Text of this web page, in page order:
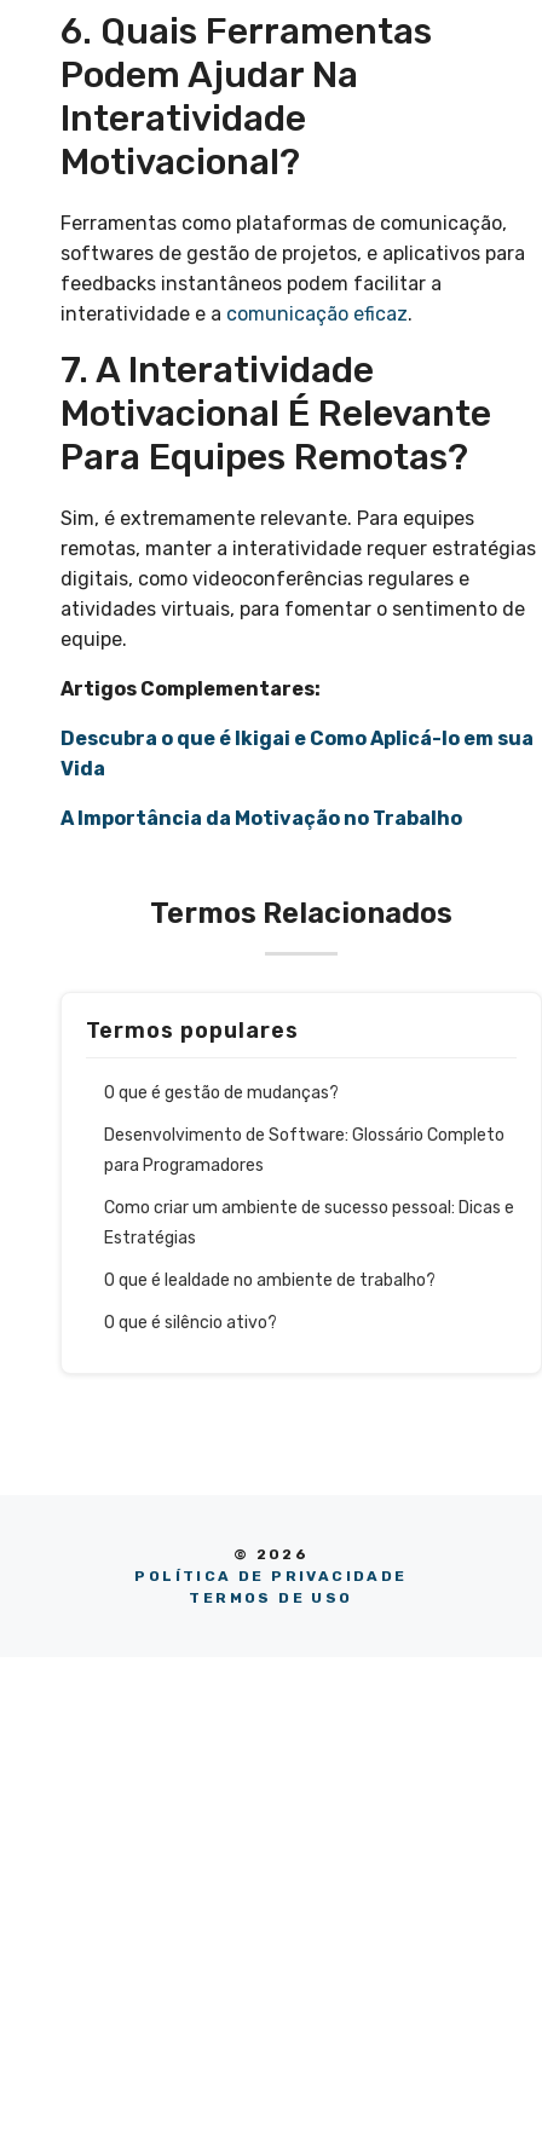
6. Quais Ferramentas
Podem Ajudar Na
Interatividade
Motivacional?
Ferramentas como plataformas de comunicação,
softwares de gestão de projetos, e aplicativos para
feedbacks instantâneos podem facilitar a
interatividade e a comunicação eficaz.
7. A Interatividade
Motivacional É Relevante
Para Equipes Remotas?
Sim, é extremamente relevante. Para equipes
remotas, manter a interatividade requer estratégias
digitais, como videoconferências regulares e
atividades virtuais, para fomentar o sentimento de
equipe.
Artigos Complementares:
Descubra o que é Ikigai e Como Aplicá-lo em sua
Vida
A Importância da Motivação no Trabalho
Termos Relacionados
Termos populares
O que é gestão de mudanças?
Desenvolvimento de Software: Glossário Completo
para Programadores
Como criar um ambiente de sucesso pessoal: Dicas e
Estratégias
O que é lealdade no ambiente de trabalho?
O que é silêncio ativo?
© 2026
POLÍTICA DE PRIVACIDADE
TERMOS DE USO